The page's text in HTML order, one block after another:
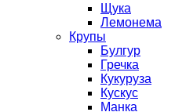
Щука
Лемонема
Крупы
Булгур
Гречка
Кукуруза
Кускус
Манка